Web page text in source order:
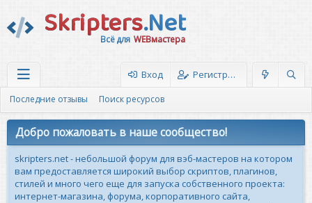
Skripters.Net
Всё для WEBмастера
Вход Регистрация
Последние отзывы Поиск ресурсов
Добро пожаловать в наше сообщество!
skripters.net - небольшой форум для вэб-мастеров на котором
вам предоставляется широкий выбор скриптов, плагинов,
стилей и много чего еще для запуска собственного проекта:
интернет-магазина, форума, корпоративного сайта,